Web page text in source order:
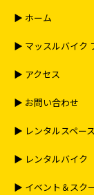
E（国連欧州
ます。
上記適合品
きいと判断し
りますので、
キャリパー
車両は走行で
コース上に
▶︎ ホーム
▶︎ マッスルバイク
▶︎ アクセス
▶︎ お問い合わせ
▶︎ レンタルスペース
▶︎ レンタルバイク
▶︎ イベント＆スク